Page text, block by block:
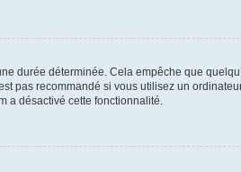
durée déterminée. Cela empêche que
pas recommandé si vous utilisez un
a désactivé cette fonctionnalité.